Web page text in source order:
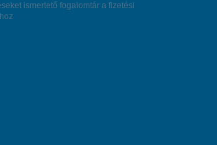
ismertető fogalomtár a fizetési